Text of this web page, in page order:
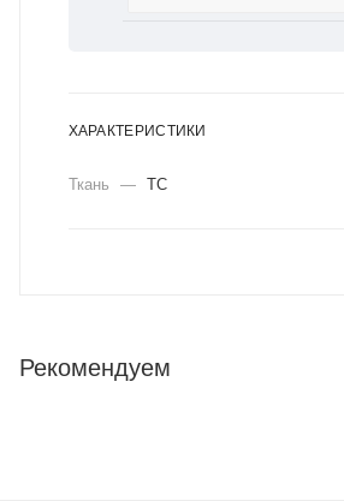
ХАРАКТЕРИСТИКИ
Ткань — ТС
Рекомендуем